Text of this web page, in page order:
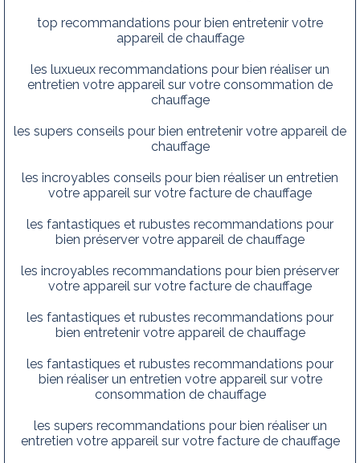
top recommandations pour bien entretenir votre
appareil de chauffage
les luxueux recommandations pour bien réaliser un
entretien votre appareil sur votre consommation de
chauffage
les supers conseils pour bien entretenir votre appareil de
chauffage
les incroyables conseils pour bien réaliser un entretien
votre appareil sur votre facture de chauffage
les fantastiques et rubustes recommandations pour
bien préserver votre appareil de chauffage
les incroyables recommandations pour bien préserver
votre appareil sur votre facture de chauffage
les fantastiques et rubustes recommandations pour
bien entretenir votre appareil de chauffage
les fantastiques et rubustes recommandations pour
bien réaliser un entretien votre appareil sur votre
consommation de chauffage
les supers recommandations pour bien réaliser un
entretien votre appareil sur votre facture de chauffage